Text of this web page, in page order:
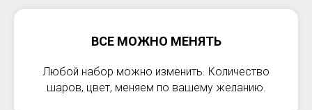
ВСЕ МОЖНО МЕНЯТЬ
Любой набор можно изменить. Количество
шаров, цвет, меняем по вашему желанию.